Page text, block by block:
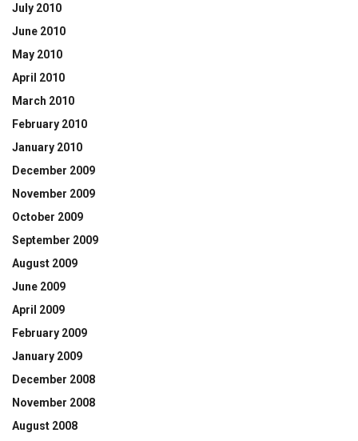
July 2010
June 2010
May 2010
April 2010
March 2010
February 2010
January 2010
December 2009
November 2009
October 2009
September 2009
August 2009
June 2009
April 2009
February 2009
January 2009
December 2008
November 2008
August 2008